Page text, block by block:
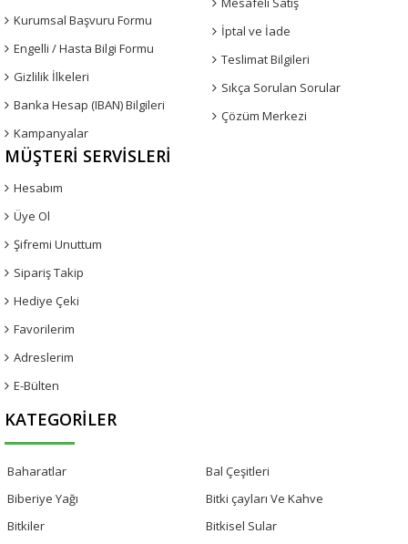
Kurumsal Başvuru Formu
Engelli / Hasta Bilgi Formu
Gizlilik İlkeleri
Banka Hesap (IBAN) Bilgileri
Kampanyalar
İptal ve İade
Teslimat Bilgileri
Sıkça Sorulan Sorular
Çözüm Merkezi
MÜŞTERI SERVISLERI
Hesabım
Üye Ol
Şifremi Unuttum
Sipariş Takip
Hediye Çeki
Favorilerim
Adreslerim
E-Bülten
KATEGORILER
Baharatlar
Bal Çeşitleri
Biberiye Yağı
Bitki çayları Ve Kahve
Bitkiler
Bitkisel Sular